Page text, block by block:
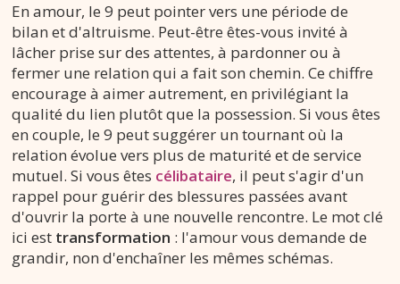
En amour, le 9 peut pointer vers une période de
bilan et d'altruisme. Peut-être êtes-vous invité à
lâcher prise sur des attentes, à pardonner ou à
fermer une relation qui a fait son chemin. Ce chiffre
encourage à aimer autrement, en privilégiant la
qualité du lien plutôt que la possession. Si vous êtes
en couple, le 9 peut suggérer un tournant où la
relation évolue vers plus de maturité et de service
mutuel. Si vous êtes célibataire, il peut s'agir d'un
rappel pour guérir des blessures passées avant
d'ouvrir la porte à une nouvelle rencontre. Le mot clé
ici est transformation : l'amour vous demande de
grandir, non d'enchaîner les mêmes schémas.